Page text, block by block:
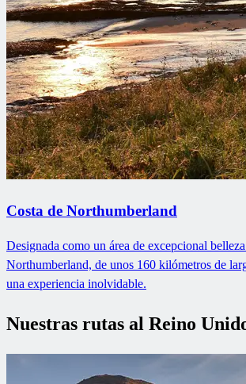
Costa de Northumberland
Designada como un área de excepcional
Northumberland, de unos 160 kilómetros de
una experiencia inolvidable.
Nuestras rutas al Reino